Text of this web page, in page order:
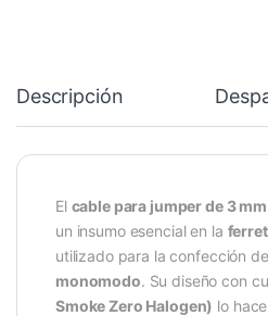
Descripción
El cable para jumper de 3 mm
un insumo esencial en la
utilizado para la confección de
monomodo. Su diseño con
Smoke Zero Halogen) lo